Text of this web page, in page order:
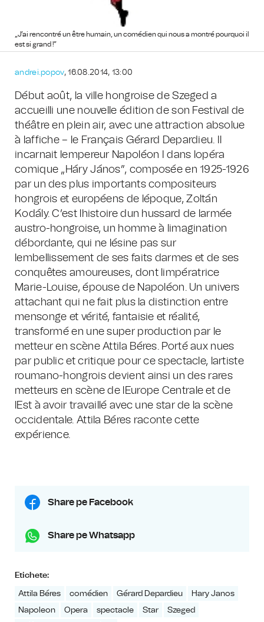
„J’ai rencontré un être humain, un comédien qui nous a montré pourquoi il
est si grand !”
andrei.popov, 16.08.2014, 13:00
Début août, la ville hongroise de Szeged a
accueilli une nouvelle édition de son Festival de
théâtre en plein air, avec une attraction absolue
à laffiche – le Français Gérard Depardieu. Il
incarnait lempereur Napoléon I dans lopéra
comique „Háry János”, composée en 1925-1926
par un des plus importants compositeurs
hongrois et européens de lépoque, Zoltán
Kodály. C’est lhistoire dun hussard de larmée
austro-hongroise, un homme à limagination
débordante, qui ne lésine pas sur
lembellissement de ses faits darmes et de ses
conquêtes amoureuses, dont limpératrice
Marie-Louise, épouse de Napoléon. Un univers
attachant qui ne fait plus la distinction entre
mensonge et vérité, fantaisie et réalité,
transformé en une super production par le
metteur en scène Attila Béres. Porté aux nues
par public et critique pour ce spectacle, lartiste
roumano-hongrois devient ainsi un des rares
metteurs en scène de lEurope Centrale et de
lEst à avoir travaillé avec une star de la scène
occidentale. Attila Béres raconte cette
expérience.
Share pe Facebook
Share pe Whatsapp
Etichete:
Attila Béres comédien Gérard Depardieu
Hary Janos
Napoleon
Opera spectacle Star
Szeged